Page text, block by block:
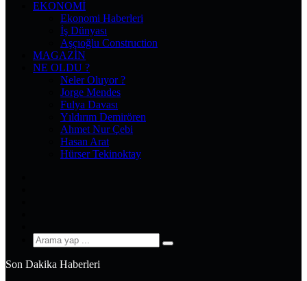
EKONOMI
Ekonomi Haberleri
İş Dünyası
Aşçıoğlu Construction
MAGAZIN
NE OLDU ?
Neler Oluyor ?
Jorge Mendes
Fulya Davası
Yıldırım Demirören
Ahmet Nur Çebi
Hasan Arat
Hürser Tekinoktay
Arama
Son Dakika Haberleri